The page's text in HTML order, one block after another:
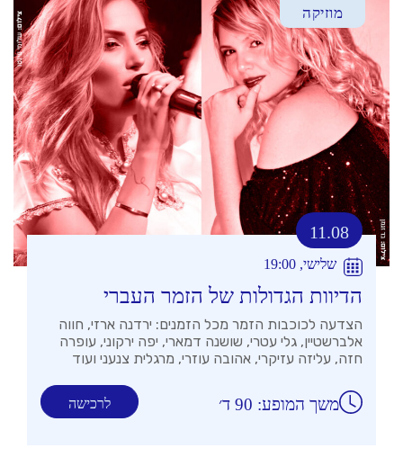
מוזיקה
11.08
שלישי, 19:00
הדיוות הגדולות של הזמר העברי
הצדעה לכוכבות הזמר מכל הזמנים: ירדנה ארזי, חווה
אלברשטיין, גלי עטרי, שושנה דמארי, יפה ירקוני, עופרה
חזה, עליזה עזיקרי, אהובה עוזרי, מרגלית צנעני ועוד
לרכישה משך המופע: 90 ד׳